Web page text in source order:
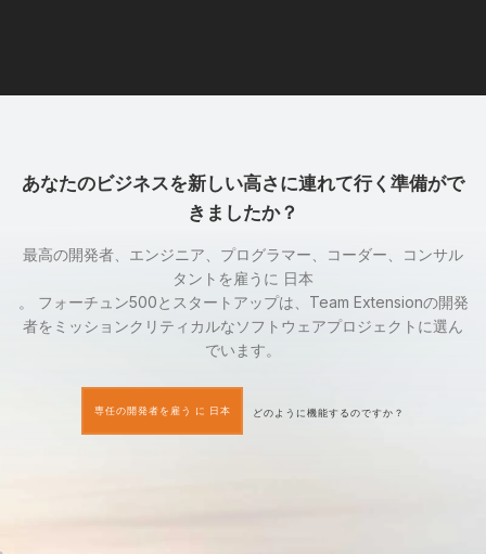
あなたのビジネスを新しい高さに連れて行く準備がで
きましたか？
最高の開発者、エンジニア、プログラマー、コーダー、コンサル
タントを雇うに 日本
。 フォーチュン500とスタートアップは、Team Extensionの開発
者をミッションクリティカルなソフトウェアプロジェクトに選ん
でいます。
専任の開発者を雇う に 日本 どのように機能するのですか？